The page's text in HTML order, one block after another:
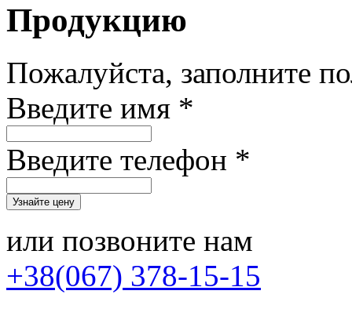
Продукцию
Пожалуйста, заполните
Введите имя *
Введите телефон *
или позвоните нам
+38(067) 378-15-15